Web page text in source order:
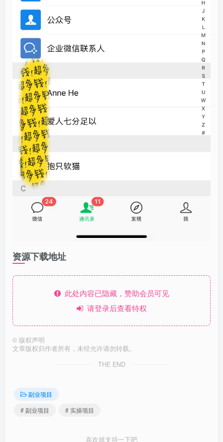
资源下载地址
此处内容已隐藏，赞助会员可见
请登录后查看特权
© 版权声明
文章版权归作者所有，未经允许请勿转载。
THE END
副业项目
# 副业项目
# 实操项目
喜欢就支持一下吧